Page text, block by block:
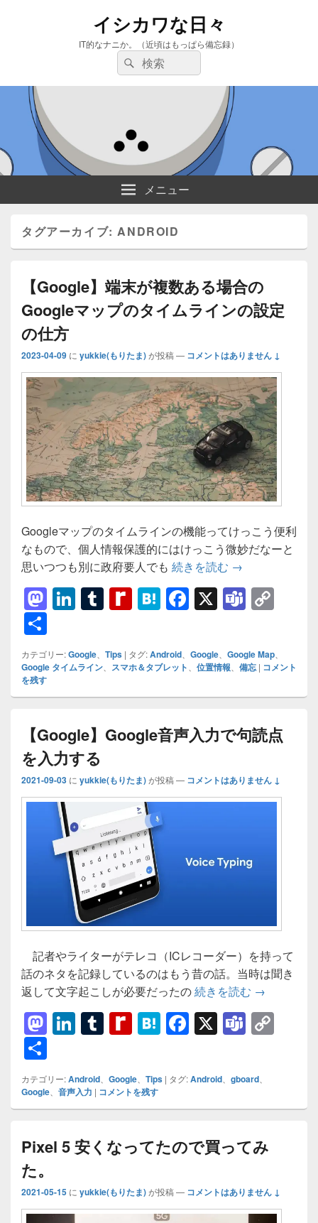
イシカワな日々
IT的なナニか。（近頃はもっぱら備忘録）
検
索:
検
索
メニュー
タグアーカイブ:ANDROID
【Google】端末が複数ある場合の
Googleマップのタイムラインの設定
の仕方
2023-04-09 に yukkie(もりたま)が投稿 — コメントはありません ↓
Googleマップのタイムラインの機能ってけっこう便利
なもので、個人情報保護的にはけっこう微妙だなーと
思いつつも別に政府要人でも 続きを読む 【Google】端
→
M
st
o
d
n
Li
k
e
dI
T
m
bl
r
R
di
ff
M
P
g
e
H
e
n
a
F
c
e
b
o
X T
a
m
s
p
y
Li
k
有
カテゴリー:Google Tips | タグ:Android Google Google Map
Google タイムライン スマホ＆タブレット 位置情報 備忘 | コメント
を残す
【Google】Google音声入力で句読点
を入力する
2021-09-03 に yukkie(もりたま)が投稿 — コメントはありません ↓
記者やライターがテレコ（ICレコーダー）を持って
話のネタを記録しているのはもう昔の話。当時は聞き
返して文字起こしが必要だったの続きを読む 【Google
→
M
st
o
d
o
n
Li
k
e
dI
n
T
m
bl
r
R
di
ff
M
y
P
a
g
H
e
n
a
F
c
e
b
o
o
k
X T
a
m
s Li
有
カテゴリー:Android Google Tips | タグ:Android gboard
Google 音声入力 | コメントを残す
Pixel 5 安くなってたので買ってみ
た。
2021-05-15 に yukkie(もりたま)が投稿 — コメントはありません ↓